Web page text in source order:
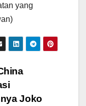
yang
Joko